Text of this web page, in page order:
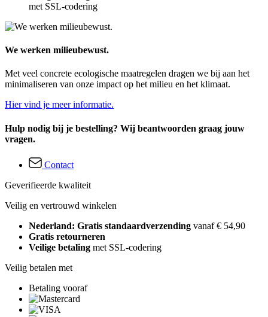
met SSL-codering
We werken milieubewust.
Met veel concrete ecologische maatregelen dragen we bij aan het
minimaliseren van onze impact op het milieu en het klimaat.
Hier vind je meer informatie.
Hulp nodig bij je bestelling? Wij beantwoorden graag jouw
vragen.
Contact
Geverifieerde kwaliteit
Veilig en vertrouwd winkelen
Nederland: Gratis standaardverzending vanaf € 54,90
Gratis retourneren
Veilige betaling met SSL-codering
Veilig betalen met
Betaling vooraf